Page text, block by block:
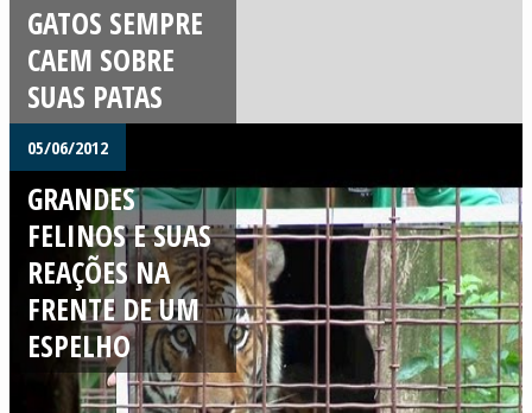
GATOS SEMPRE
CAEM SOBRE
SUAS PATAS
05/06/2012
GRANDES
FELINOS E SUAS
REAÇÕES NA
FRENTE DE UM
ESPELHO